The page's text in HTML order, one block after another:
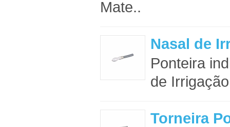
Mate..
Nasal de
Ponteira
de
Torneira